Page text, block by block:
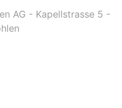
AG - Kapellstrasse 5 -